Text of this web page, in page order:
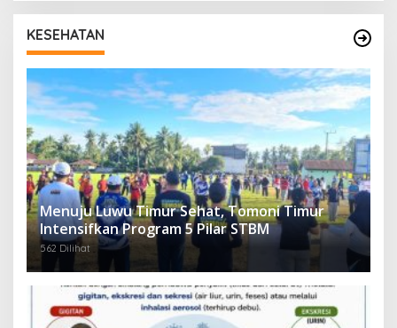
KESEHATAN
Menuju Luwu Timur Sehat, Tomoni Timur
Intensifkan Program 5 Pilar STBM
562 Dilihat